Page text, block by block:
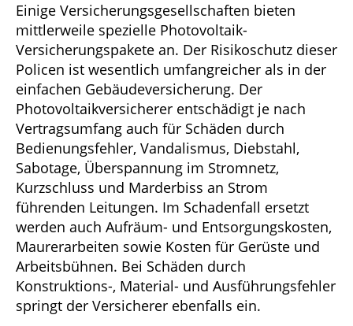
Einige Versicherungsgesellschaften bieten
mittlerweile spezielle Photovoltaik-
Versicherungspakete an. Der Risikoschutz dieser
Policen ist wesentlich umfangreicher als in der
einfachen Gebäudeversicherung. Der
Photovoltaikversicherer entschädigt je nach
Vertragsumfang auch für Schäden durch
Bedienungsfehler, Vandalismus, Diebstahl,
Sabotage, Überspannung im Stromnetz,
Kurzschluss und Marderbiss an Strom
führenden Leitungen. Im Schadenfall ersetzt
werden auch Aufräum- und Entsorgungskosten,
Maurerarbeiten sowie Kosten für Gerüste und
Arbeitsbühnen. Bei Schäden durch
Konstruktions-, Material- und Ausführungsfehler
springt der Versicherer ebenfalls ein.